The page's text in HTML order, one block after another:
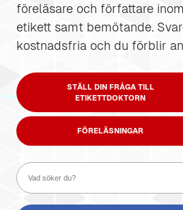
föreläsare och författare
etikett samt bemötande.
kostnadsfria och du förblir
STÄLL DIN FRÅGA TILL
ETIKETTDOKTORN
FÖRELÄSNINGAR